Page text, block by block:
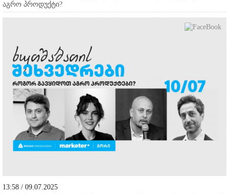
აგრო პროდუქტი?
13:58 / 09.07.2025